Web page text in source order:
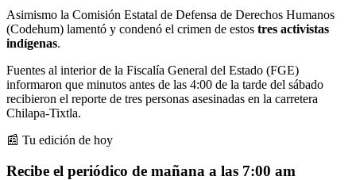
Asimismo la Comisión Estatal de Defensa de Derechos Humanos
(Codehum) lamentó y condenó el crimen de estos tres activistas
indígenas.
Fuentes al interior de la Fiscalía General del Estado (FGE)
informaron que minutos antes de las 4:00 de la tarde del sábado
recibieron el reporte de tres personas asesinadas en la carretera
Chilapa-Tixtla.
📰 Tu edición de hoy
Recibe el periódico de mañana a las 7:00 am